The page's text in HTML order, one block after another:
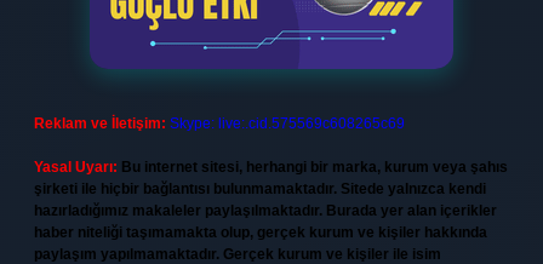
Reklam ve İletişim: Skype: live:.cid.575569c608265c69
Yasal Uyarı: Bu internet sitesi, herhangi bir marka, kurum veya şahıs
şirketi ile hiçbir bağlantısı bulunmamaktadır. Sitede yalnızca kendi
hazırladığımız makaleler paylaşılmaktadır. Burada yer alan içerikler
haber niteliği taşımamakta olup, gerçek kurum ve kişiler hakkında
paylaşım yapılmamaktadır. Gerçek kurum ve kişiler ile isim